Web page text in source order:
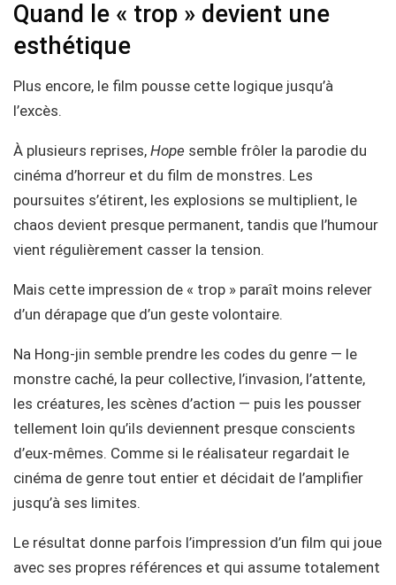
Quand le « trop » devient une
esthétique
Plus encore, le film pousse cette logique jusqu’à
l’excès.
À plusieurs reprises, Hope semble frôler la parodie du
cinéma d’horreur et du film de monstres. Les
poursuites s’étirent, les explosions se multiplient, le
chaos devient presque permanent, tandis que l’humour
vient régulièrement casser la tension.
Mais cette impression de « trop » paraît moins relever
d’un dérapage que d’un geste volontaire.
Na Hong-jin semble prendre les codes du genre — le
monstre caché, la peur collective, l’invasion, l’attente,
les créatures, les scènes d’action — puis les pousser
tellement loin qu’ils deviennent presque conscients
d’eux-mêmes. Comme si le réalisateur regardait le
cinéma de genre tout entier et décidait de l’amplifier
jusqu’à ses limites.
Le résultat donne parfois l’impression d’un film qui joue
avec ses propres références et qui assume totalement